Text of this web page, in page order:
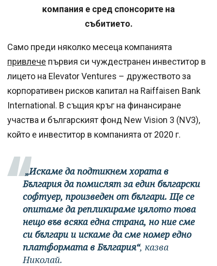
компания е сред спонсорите на
събитието.
Само преди няколко месеца компанията
привлече първия си чуждестранен инвеститор в
лицето на Elevator Ventures – дружеството за
корпоративен рисков капитал на Raiffaisen Bank
International. В същия кръг на финансиране
участва и българският фонд New Vision 3 (NV3),
който е инвеститор в компанията от 2020 г.
„Искаме да подтикнем хората в
България да помислят за един български
софтуер, произведен от българи. Ще се
опитаме да репликираме цялото това
нещо във всяка една страна, но ние сме
си българи и искаме да сме номер едно
платформата в България“, казва
Николай.